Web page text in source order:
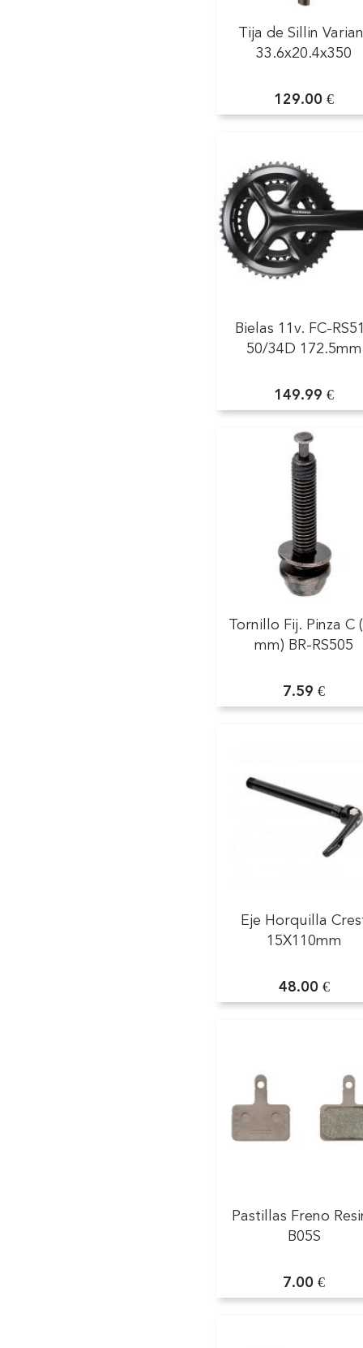
Tija de Sillin
33.6x20.4x350
129.00 €
Bielas 11v. FC-
50/34D 172.5mm
149.99 €
Tornillo Fij. Pinza C
mm) BR-RS505
7.59 €
Eje Horquilla
15X110mm
48.00 €
Pastillas Freno
B05S
7.00 €